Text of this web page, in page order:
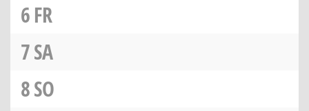
6FR
7SA
8SO